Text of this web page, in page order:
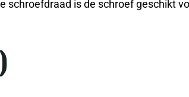
schroefdraad is de schroef geschikt